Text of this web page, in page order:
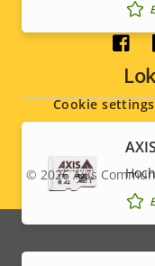
Legal
menu
© 2026Axis
Cookie settings